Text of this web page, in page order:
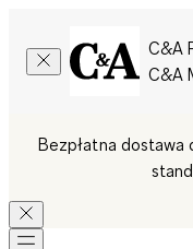
C&A
C&A
Bezpłatna dostawa